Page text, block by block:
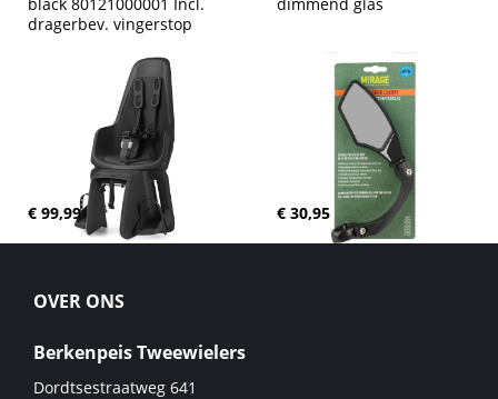
dragerbev. vingerstop
€ 99,99 € 30,95
OVER ONS
Berkenpeis Tweewielers
Dordtsestraatweg 641